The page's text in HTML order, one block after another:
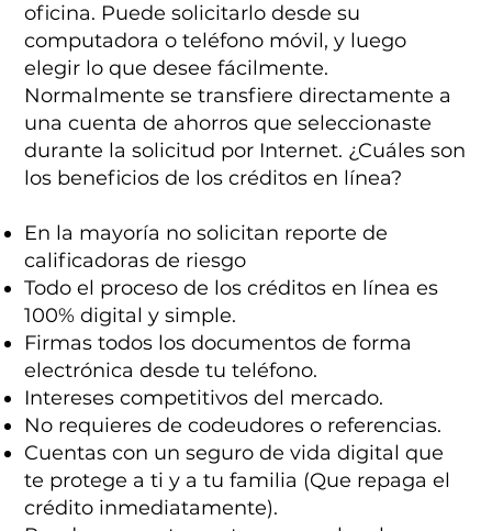
oficina. Puede solicitarlo desde su
computadora o teléfono móvil, y luego
elegir lo que desee fácilmente.
Normalmente se transfiere directamente a
una cuenta de ahorros que seleccionaste
durante la solicitud por Internet. ¿Cuáles son
los beneficios de los créditos en línea?
En la mayoría no solicitan reporte de
calificadoras de riesgo
Todo el proceso de los créditos en línea es
100% digital y simple.
Firmas todos los documentos de forma
electrónica desde tu teléfono.
Intereses competitivos del mercado.
No requieres de codeudores o referencias.
Cuentas con un seguro de vida digital que
te protege a ti y a tu familia (Que repaga el
crédito inmediatamente).